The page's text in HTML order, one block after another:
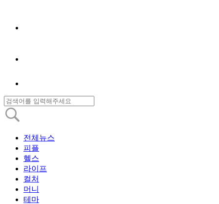
전체뉴스
피플
헬스
라이프
컬처
머니
테마